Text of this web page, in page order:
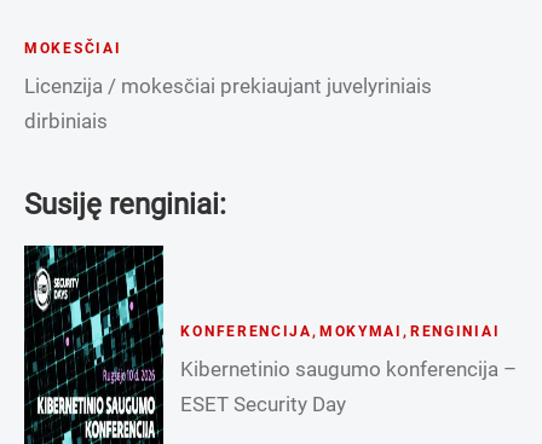
MOKESČIAI
Licenzija / mokesčiai prekiaujant juvelyriniais
dirbiniais
Susiję renginiai:
KONFERENCIJA, MOKYMAI , RENGINIAI
Kibernetinio saugumo konferencija –
ESET Security Day